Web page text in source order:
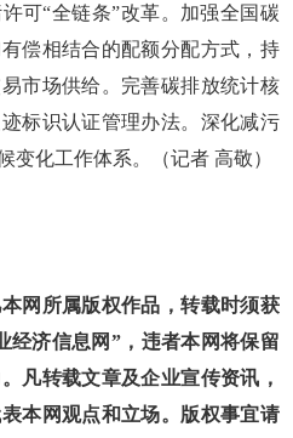
可“全链条”改革。加强全国碳
偿相结合的配额分配方式，持
市场供给。完善碳排放统计核
标识认证管理办法。深化减污
变化工作体系。（记者 高敬）
所属版权作品，转载时须获
经济信息网”，违者本网将保留
凡转载文章及企业宣传资讯，
本网观点和立场。版权事宜请